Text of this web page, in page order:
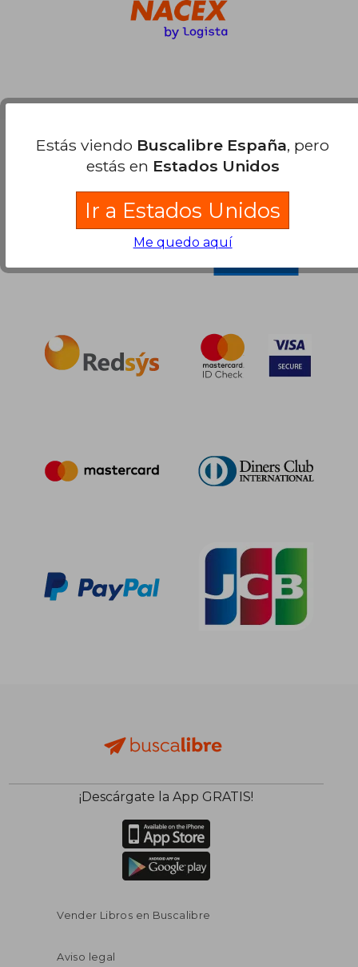
Compra Segura
¡Descárgate la App GRATIS!
Vender Libros en Buscalibre
Aviso legal
Estás viendo Buscalibre España, pero
estás en Estados Unidos
Ir a Estados Unidos
Me quedo aquí